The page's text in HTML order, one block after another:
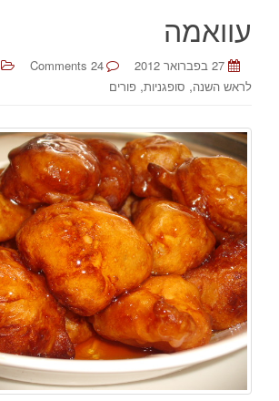
עוואמה
27 בפברואר 2012 24 Comments
לראש השנה, סופגניות, פורים